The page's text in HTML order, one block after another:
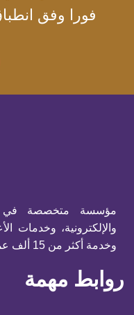
فورا وفق
مؤسسة متخصصة في
وخدمة أكثر من 15 ألف عميل بكل فخر داخل المملكة
روابط مهمة